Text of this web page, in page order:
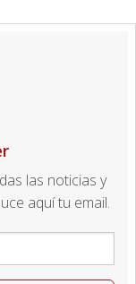
las noticias y
aquí tu email.